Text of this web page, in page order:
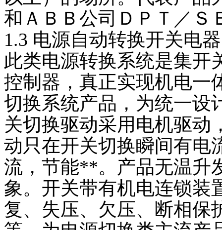
传真：0577-62892830
了解更多
地图导航，方便您的来访……
了解更多
和ＡＢＢ公司ＤＰＴ／Ｓ
1.3 电源自动转换开关电
此类电源转换系统是集开
控制器，真正实现机电一
切换系统产品，为统一设
关切换驱动采用电机驱动
动只在开关切换瞬间有电
流，节能**。产品无温升
象。开关带有机电连锁装
复、失压、欠压、断相保